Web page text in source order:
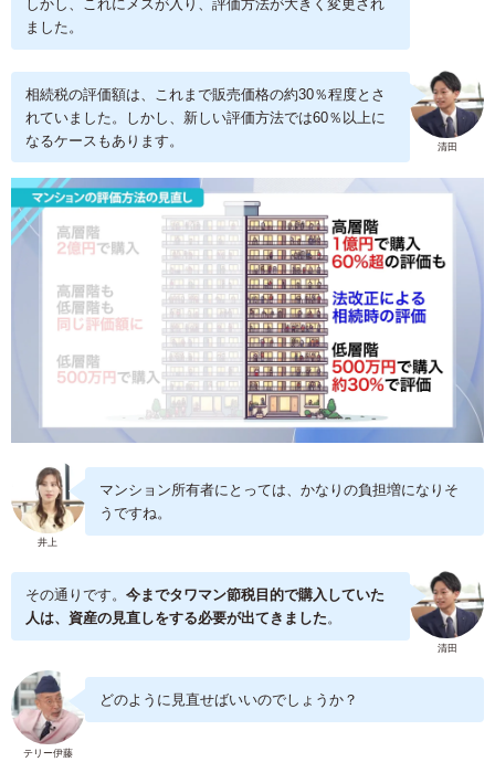
しかし、これにメスが入り、評価方法が大きく変更され
ました。
清田
相続税の評価額は、これまで販売価格の約30％程度とさ
れていました。しかし、新しい評価方法では60％以上に
なるケースもあります。
井上
マンション所有者にとっては、かなりの負担増になりそ
うですね。
清田
その通りです。今までタワマン節税目的で購入していた
人は、資産の見直しをする必要が出てきました 。
テリー伊藤
どのように見直せばいいのでしょうか？